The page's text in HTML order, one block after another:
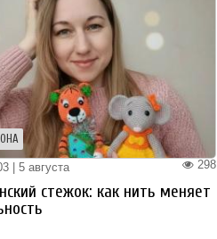
298
| 5 августа
стежок: как нить меняет